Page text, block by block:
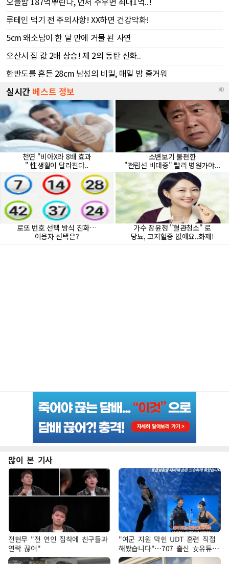
많이 본 기사
전현무 "전 연인 집착에 친구들과
연락 끊어"
"여군 지원 막힌 UDT 훈련 직접
해봤습니다"…707 출신 女유튜버
'완벽 소화'